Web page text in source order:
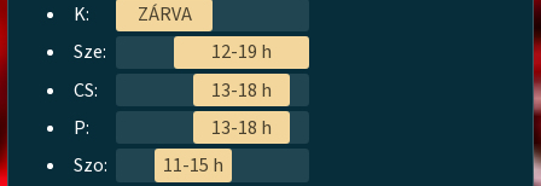
K:
ZÁRVA
Sze:
12-19 h
CS:
13-18 h
P:
13-18 h
Szo:
11-15 h